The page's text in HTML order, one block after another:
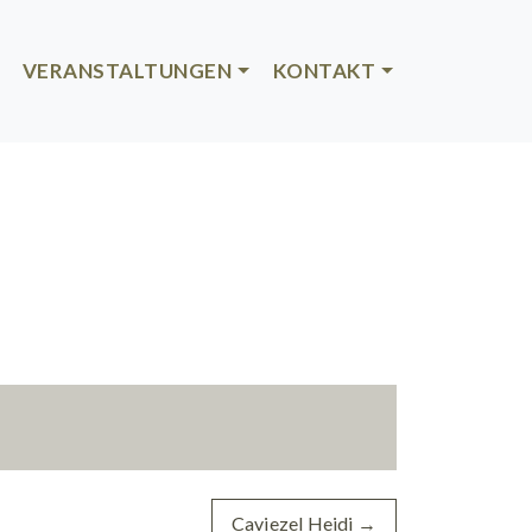
VERANSTALTUNGEN KONTAKT
Caviezel Heidi →